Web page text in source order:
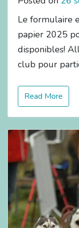
Le formulaire
papier 2025
disponibles!
club pour
Read More